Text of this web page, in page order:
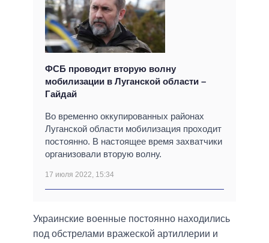
ФСБ проводит вторую волну
мобилизации в Луганской области –
Гайдай
Во временно оккупированных районах
Луганской области мобилизация проходит
постоянно. В настоящее время захватчики
организовали вторую волну.
17 июля 2022, 15:34
Украинские военные постоянно находились
под обстрелами вражеской артиллерии и